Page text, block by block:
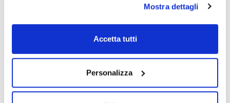
Mostra dettagli
Accetta tutti
Personalizza
Stampa pagina prodotto
Capacità : x 1 kg
- Synonyms: Dipotassium hydrogen phosphate, Potassium
- K2HPO4
Vedi di più